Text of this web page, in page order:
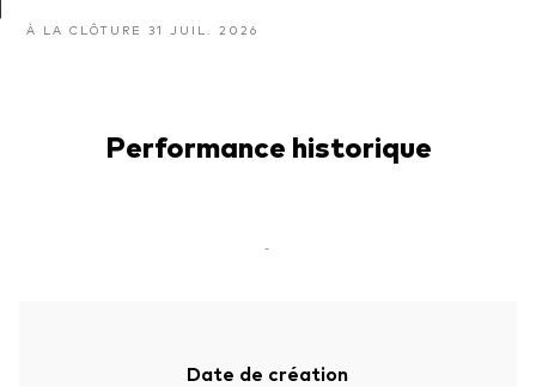
À LA CLÔTURE 31 JUIL. 2026
Performance historique
-
Date de création